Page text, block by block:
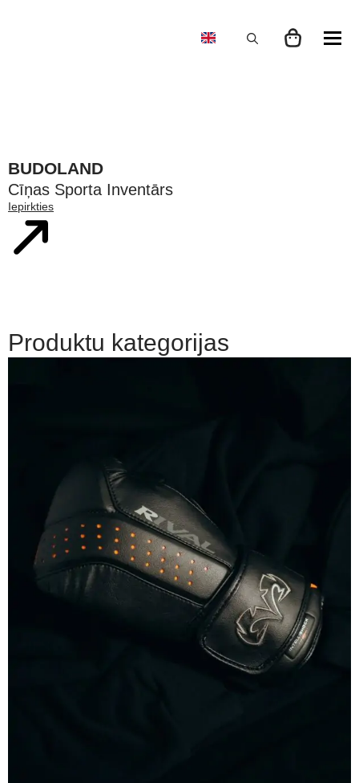
BUDOLAND
Cīņas Sporta Inventārs
Iepirkties
Produktu kategorijas